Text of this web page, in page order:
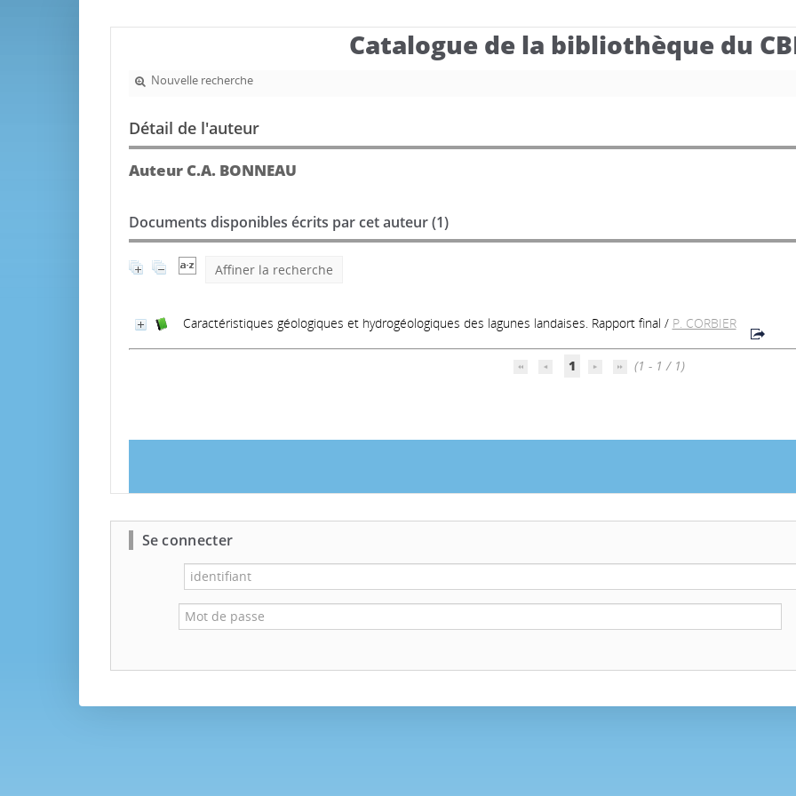
Catalogue de la bibliothèque du
Nouvelle recherche
Détail de l'auteur
Auteur C.A. BONNEAU
Documents disponibles écrits par cet auteur (1)
Affiner la recherche
Caractéristiques géologiques et hydrogéologiques des lagunes landaises. Rapport final / P. CORBIER
1 (1 - 1 / 1)
Se connecter